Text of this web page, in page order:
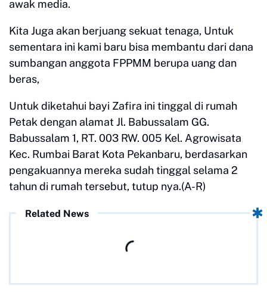
awak media.
Kita Juga akan berjuang sekuat tenaga, Untuk
sementara ini kami baru bisa membantu dari dana
sumbangan anggota FPPMM berupa uang dan
beras,
Untuk diketahui bayi Zafira ini tinggal di rumah
Petak dengan alamat Jl. Babussalam GG.
Babussalam 1, RT. 003 RW. 005 Kel. Agrowisata
Kec. Rumbai Barat Kota Pekanbaru, berdasarkan
pengakuannya mereka sudah tinggal selama 2
tahun di rumah tersebut, tutup nya.(A-R)
Related News